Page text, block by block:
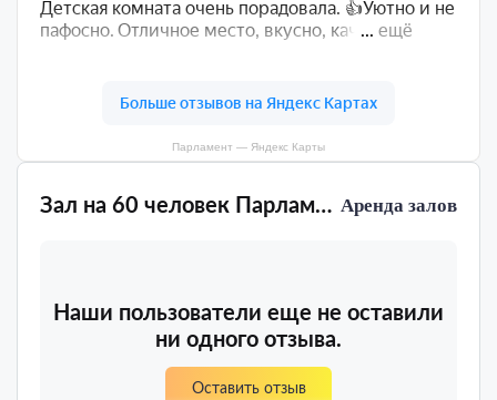
Зал на 60 человек Парламент Аренда залов
Наши пользователи еще не оставили
ни одного отзыва.
Оставить отзыв
Парламент — Яндекс Карты